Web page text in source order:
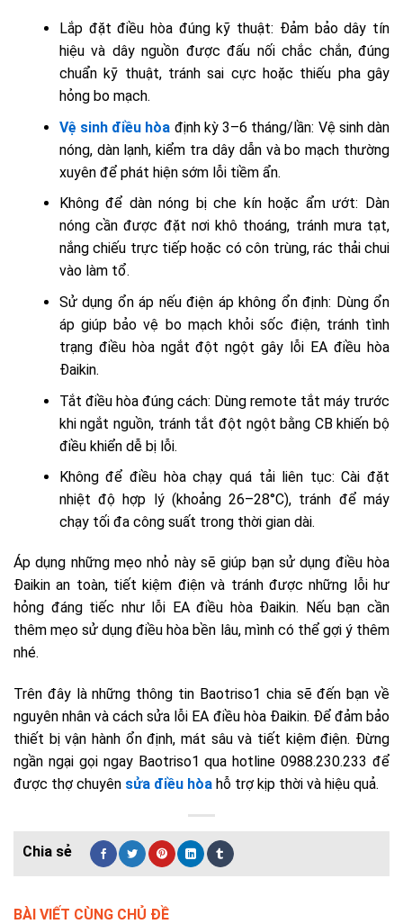
Lắp đặt điều hòa đúng kỹ thuật: Đảm bảo dây tín
hiệu và dây nguồn được đấu nối chắc chắn, đúng
chuẩn kỹ thuật, tránh sai cực hoặc thiếu pha gây
hỏng bo mạch.
Vệ sinh điều hòa định kỳ 3–6 tháng/lần: Vệ sinh dàn
nóng, dàn lạnh, kiểm tra dây dẫn và bo mạch thường
xuyên để phát hiện sớm lỗi tiềm ẩn.
Không để dàn nóng bị che kín hoặc ẩm ướt: Dàn
nóng cần được đặt nơi khô thoáng, tránh mưa tạt,
nắng chiếu trực tiếp hoặc có côn trùng, rác thải chui
vào làm tổ.
Sử dụng ổn áp nếu điện áp không ổn định: Dùng ổn
áp giúp bảo vệ bo mạch khỏi sốc điện, tránh tình
trạng điều hòa ngắt đột ngột gây lỗi EA điều hòa
Đaikin.
Tắt điều hòa đúng cách: Dùng remote tắt máy trước
khi ngắt nguồn, tránh tắt đột ngột bằng CB khiến bộ
điều khiển dễ bị lỗi.
Không để điều hòa chạy quá tải liên tục: Cài đặt
nhiệt độ hợp lý (khoảng 26–28°C), tránh để máy
chạy tối đa công suất trong thời gian dài.
Áp dụng những mẹo nhỏ này sẽ giúp bạn sử dụng điều hòa
Đaikin an toàn, tiết kiệm điện và tránh được những lỗi hư
hỏng đáng tiếc như lỗi EA điều hòa Đaikin. Nếu bạn cần
thêm mẹo sử dụng điều hòa bền lâu, mình có thể gợi ý thêm
nhé.
Trên đây là những thông tin Baotriso1 chia sẽ đến bạn về
nguyên nhân và cách sửa lỗi EA điều hòa Đaikin. Để đảm bảo
thiết bị vận hành ổn định, mát sâu và tiết kiệm điện. Đừng
ngần ngại gọi ngay Baotriso1 qua hotline 0988.230.233 để
được thợ chuyên sửa điều hòa hỗ trợ kịp thời và hiệu quả.
BÀI VIẾT CÙNG CHỦ ĐỀ